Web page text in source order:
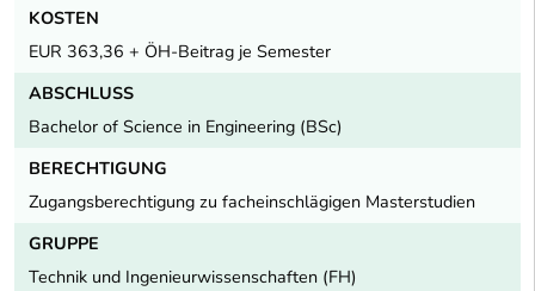
KOSTEN
EUR 363,36 + ÖH-Beitrag je Semester
ABSCHLUSS
Bachelor of Science in Engineering (BSc)
BERECHTIGUNG
Zugangsberechtigung zu facheinschlägigen Masterstudien
GRUPPE
Technik und Ingenieurwissenschaften (FH)